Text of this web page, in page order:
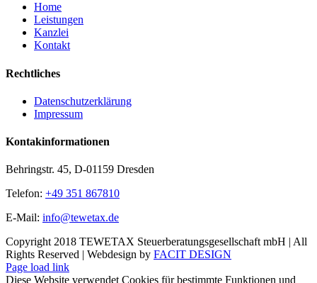
Home
Leistungen
Kanzlei
Kontakt
Rechtliches
Datenschutzerklärung
Impressum
Kontakinformationen
Behringstr. 45, D-01159 Dresden
Telefon: +49 351 867810
E-Mail: info@tewetax.de
Copyright 2018 TEWETAX Steuerberatungsgesellschaft mbH | All
Rights Reserved | Webdesign by FACIT DESIGN
Page load link
Diese Website verwendet Cookies für bestimmte Funktionen und